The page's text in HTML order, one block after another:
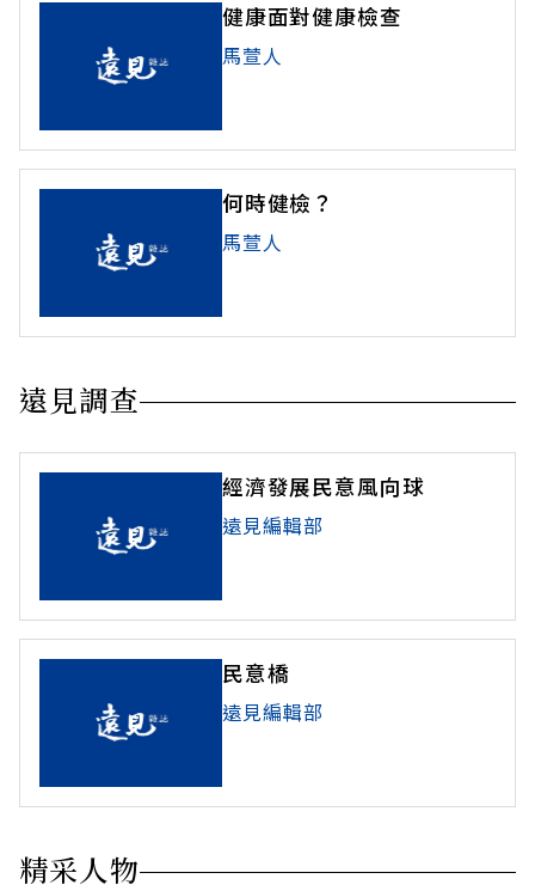
健康面對健康檢查
馬萱人
何時健檢？
馬萱人
遠見調查
經濟發展民意風向球
遠見編輯部
民意橋
遠見編輯部
精采人物